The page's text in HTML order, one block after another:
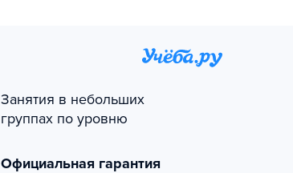
Занятия в небольших
группах по уровню
Официальная гарантия